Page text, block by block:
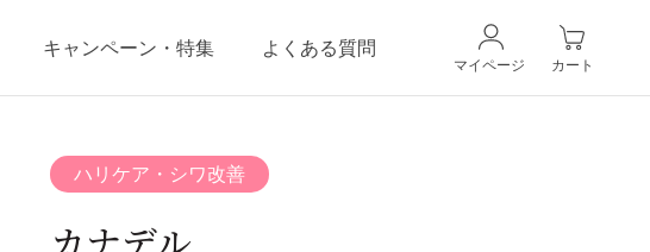
キャンペーン・特集 よくある質問
マイページ カート
ハリケア・シワ改善
カナデル